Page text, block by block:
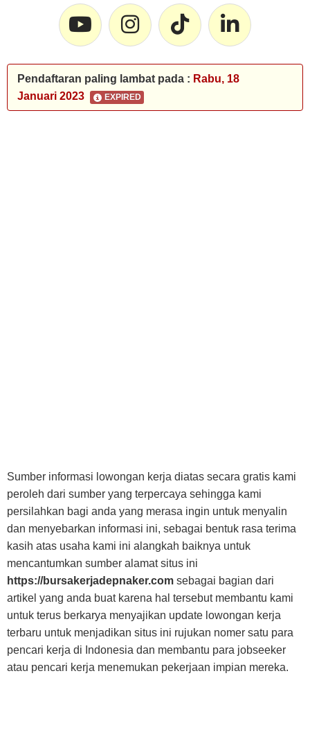
Pendaftaran paling lambat pada : Rabu, 18
Januari 2023
EXPIRED
Sumber informasi lowongan kerja diatas secara gratis kami
peroleh dari sumber yang terpercaya sehingga kami
persilahkan bagi anda yang merasa ingin untuk menyalin
dan menyebarkan informasi ini, sebagai bentuk rasa terima
kasih atas usaha kami ini alangkah baiknya untuk
mencantumkan sumber alamat situs ini
https://bursakerjadepnaker.com sebagai bagian dari
artikel yang anda buat karena hal tersebut membantu kami
untuk terus berkarya menyajikan update lowongan kerja
terbaru untuk menjadikan situs ini rujukan nomer satu para
pencari kerja di Indonesia dan membantu para jobseeker
atau pencari kerja menemukan pekerjaan impian mereka.